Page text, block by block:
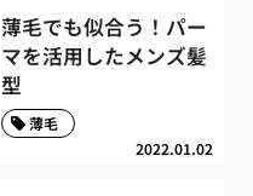
薄毛でも似合う！パー
マを活用したメンズ髪
型
2022.01.02
薄毛